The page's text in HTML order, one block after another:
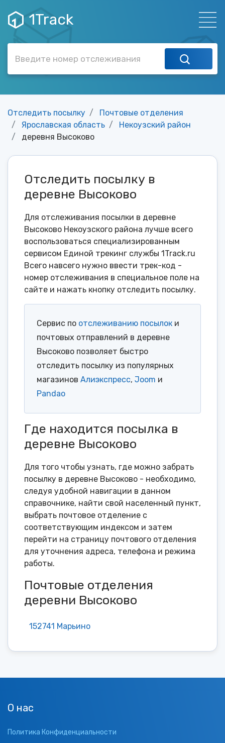
1Track
Отследить посылку
Почтовые отделения
Ярославская область
Некоузский район
деревня Высоково
Отследить посылку в
деревне Высоково
Для отслеживания посылки в деревне
Высоково Некоузского района лучше всего
воспользоваться специализированным
сервисом Единой трекинг службы 1Track.ru
Всего навсего нужно ввести трек-код -
номер отслеживания в специальное поле на
сайте и нажать кнопку отследить посылку.
Сервис по отслеживанию посылок и
почтовых отправлений в деревне
Высоково позволяет быстро
отследить посылку из популярных
магазинов Алиэкспресс, Joom и
Pandao
Где находится посылка в
деревне Высоково
Для того чтобы узнать, где можно забрать
посылку в деревне Высоково - необходимо,
следуя удобной навигации в данном
справочнике, найти свой населенный пункт,
выбрать почтовое отделение с
соответствующим индексом и затем
перейти на страницу почтового отделения
для уточнения адреса, телефона и режима
работы.
Почтовые отделения
деревни Высоково
152741 Марьино
О нас
Политика Конфиденциальности